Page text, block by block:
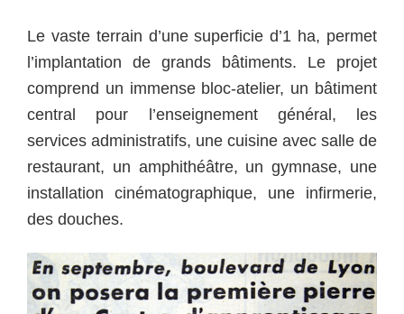
Le vaste terrain d’une superficie d’1 ha, permet
l’implantation de grands bâtiments. Le projet
comprend un immense bloc-atelier, un bâtiment
central pour l’enseignement général, les
services administratifs, une cuisine avec salle de
restaurant, un amphithéâtre, un gymnase, une
installation cinématographique, une infirmerie,
des douches.